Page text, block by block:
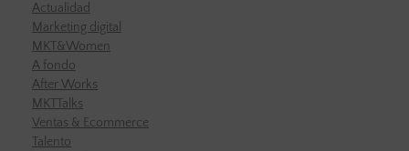
Actualidad
Marketing digital
MKT&Women
A fondo
After Works
MKTTalks
Ventas & Ecommerce
Talento